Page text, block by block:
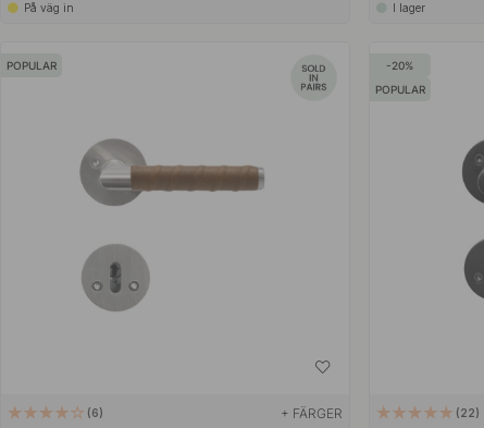
På väg in I lager
POPULAR
6 + FÄRGER
20
POPULAR
22